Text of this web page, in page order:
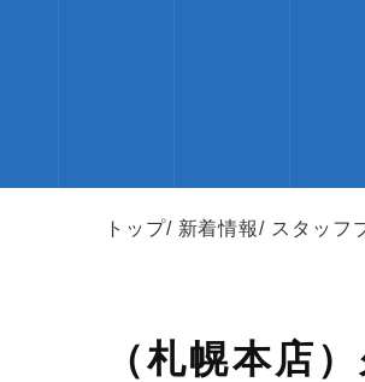
トップ 新着情報 スタッフ
（札幌本店